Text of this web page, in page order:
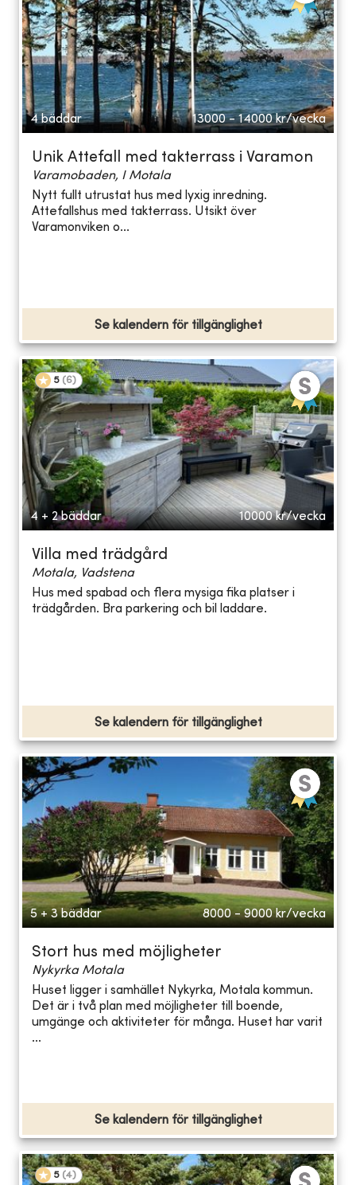
4 bäddar 13000 - 14000 kr/vecka
Unik Attefall med takterrass i Varamon
Varamobaden, I Motala
Nytt fullt utrustat hus med lyxig inredning.
Attefallshus med takterrass. Utsikt över
Varamonviken o...
Se kalendern för tillgänglighet
5 (6)
4 + 2 bäddar 10000 kr/vecka
Villa med trädgård
Motala, Vadstena
Hus med spabad och flera mysiga fika platser i
trädgården. Bra parkering och bil laddare.
Se kalendern för tillgänglighet
5 + 3 bäddar 8000 - 9000 kr/vecka
Stort hus med möjligheter
Nykyrka Motala
Huset ligger i samhället Nykyrka, Motala kommun.
Det är i två plan med möjligheter till boende,
umgänge och aktiviteter för många. Huset har varit
...
Se kalendern för tillgänglighet
5 (4)